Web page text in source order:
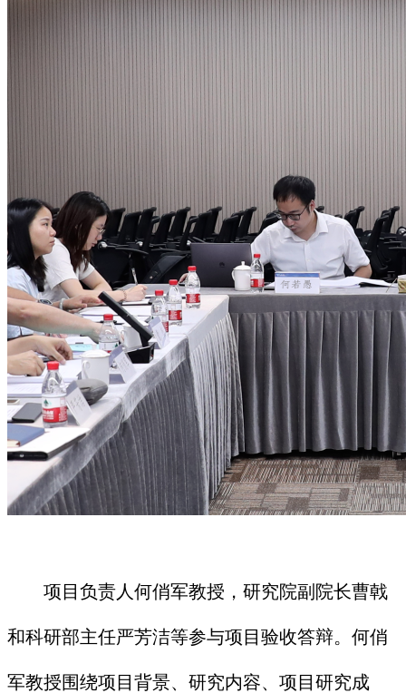
项目负责人何俏军教授，研究院副院长曹戟
和科研部主任严芳洁等参与项目验收答辩。何俏
军教授围绕项目背景、研究内容、项目研究成